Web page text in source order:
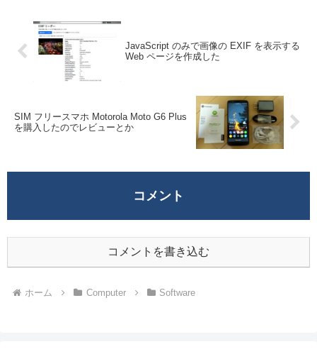
JavaScript のみで画像の EXIF を表示する
Web ページを作成した
SIM フリースマホ Motorola Moto G6 Plus
を購入したのでレビューとか
コメント
コメントを書き込む
ホーム Computer Software